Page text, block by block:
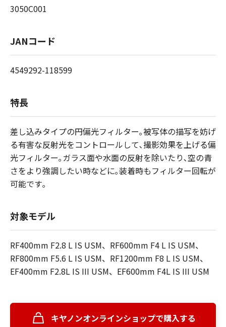
3050C001
JANコード
4549292-118599
特長
差し込みタイプの円偏光フィルター｡被写体の描写を妨げ
る有害な反射光をコントロールして､撮影効果を上げる偏
光フィルター｡ガラス面や水面の反射を除いたり､空の青
さをより強調したい時などに｡装着時もフィルター回転が
可能です｡
対象モデル
RF400mm F2.8 L IS USM、RF600mm F4 L IS USM、
RF800mm F5.6 L IS USM、RF1200mm F8 L IS USM、
EF400mm F2.8L IS III USM、EF600mm F4L IS III USM
キヤノンオンラインショップで購入する